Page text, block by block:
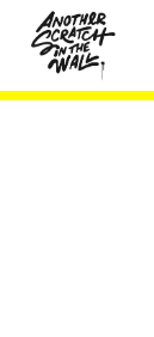
content